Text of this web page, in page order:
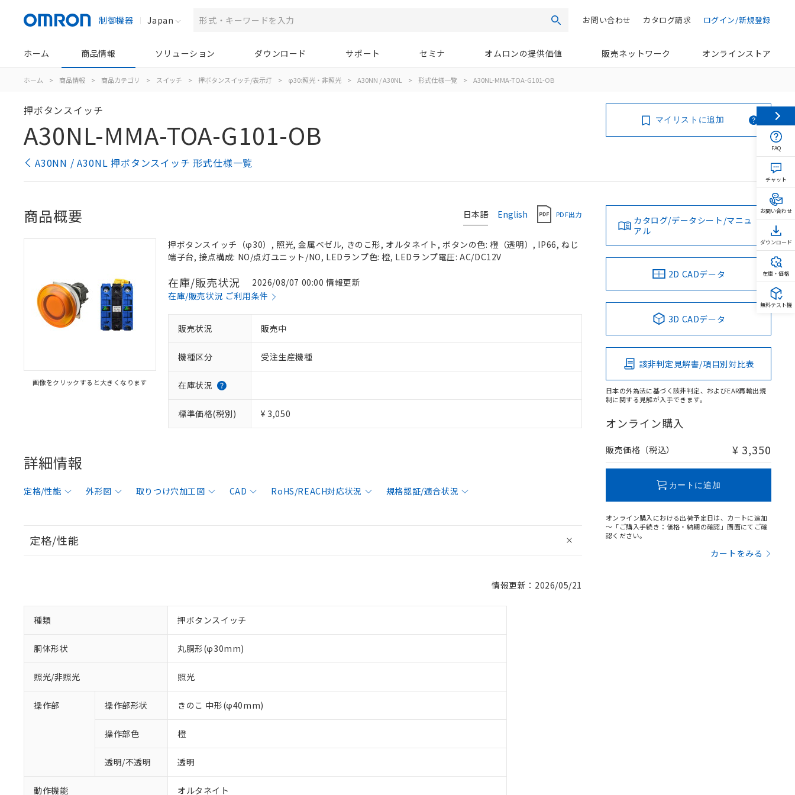
制御機器 Japan 検索 ログイン/新規登録
カタログ請求
お問い合わせ
ホーム 商品情報 ソリューション ダウンロード サポート セミナ オムロンの提供価値 販売ネットワーク オンラインストア
ホーム > 商品情報 > 商品カテゴリ > スイッチ > 押ボタンスイッチ/表示灯 > φ30:照光・非照光 > A30NN / A30NL > 形式仕様一覧 > A30NL-MMA-TOA-G101-OB
押ボタンスイッチ
A30NL-MMA-TOA-G101-OB
A30NN / A30NL 押ボタンスイッチ 形式仕様一覧
マイリストに追加
日本語 English PDF出力
商品概要
画像をクリックすると大きくなります
押ボタンスイッチ（φ30）, 照光, 金属ベゼル, きのこ形, オルタネイト, ボタンの色: 橙（透明）, IP66, ねじ
端子台, 接点構成: NO/点灯ユニット/NO, LEDランプ色: 橙, LEDランプ電圧: AC/DC12V
在庫/販売状況
2026/08/07 00:00 情報更新
在庫/販売状況 ご利用条件
販売状況 販売中
機種区分 受注生産機種
在庫状況
標準価格(税別) ¥ 3,050
詳細情報
定格/性能 外形図 取りつけ穴加工図 CAD RoHS/REACH対応状況 規格認証/適合状況
定格/性能
情報更新：2026/05/21
種類 押ボタンスイッチ
胴体形状 丸胴形(φ30mm)
照光/非照光 照光
操作部 操作部形状 きのこ 中形(φ40mm)
操作部色 橙
透明/不透明 透明
動作機能 オルタネイト
カタログ/データシート/マニュ
アル
2D CADデータ
3D CADデータ
該非判定見解書/項目別対比表
日本の外為法に基づく該非判定、およびEAR再輸出規
制に関する見解が入手できます。
オンライン購入
販売価格（税込） ¥ 3,350
カートに追加
オンライン購入における出荷予定日は、カートに追加
～「ご購入手続き：価格・納期の確認」画面にてご確
認ください。
カートをみる
FAQ
チャット
お問い合わせ
ダウンロード
在庫・価格
無料テスト機